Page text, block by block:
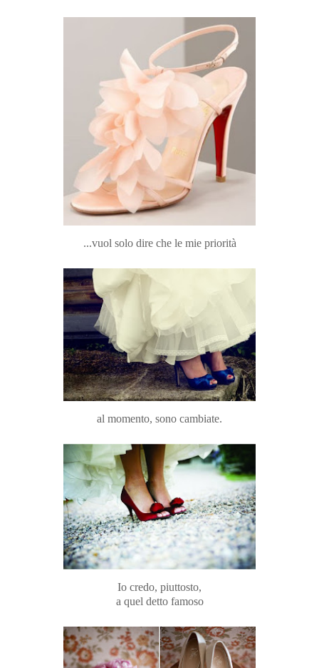
...vuol solo dire che le mie priorità
al momento, sono cambiate.
Io credo, piuttosto,
a quel detto famoso